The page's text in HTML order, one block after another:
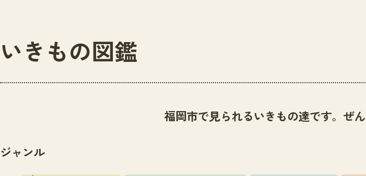
いきもの図鑑
福岡市で見られるいきもの達です。ぜ
ジャンル